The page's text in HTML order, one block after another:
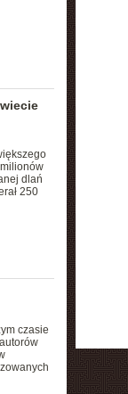
dlań
250
czasie